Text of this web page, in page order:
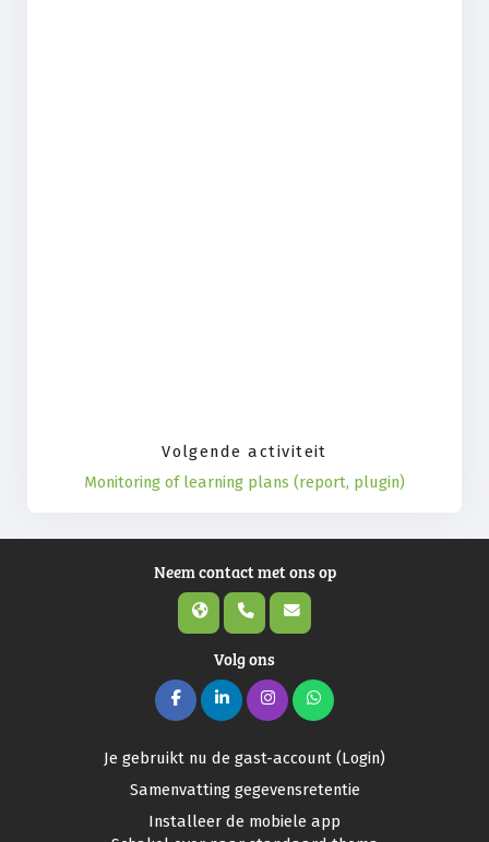
Volgende activiteit
Monitoring of learning plans (report, plugin)
Neem contact met ons op
Volg ons
Je gebruikt nu de gast-account (Login)
Samenvatting gegevensretentie
Installeer de mobiele app